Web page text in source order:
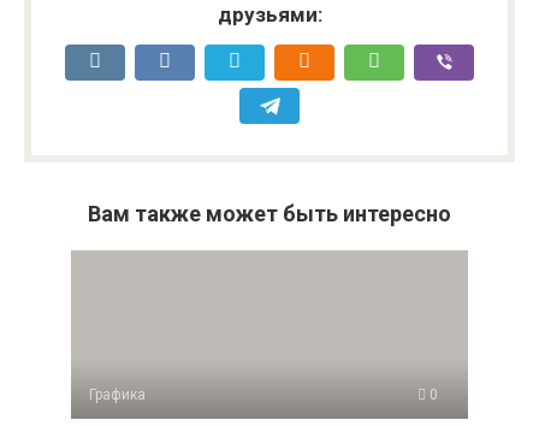
друзьями:
Вам также может быть интересно
Графика 0